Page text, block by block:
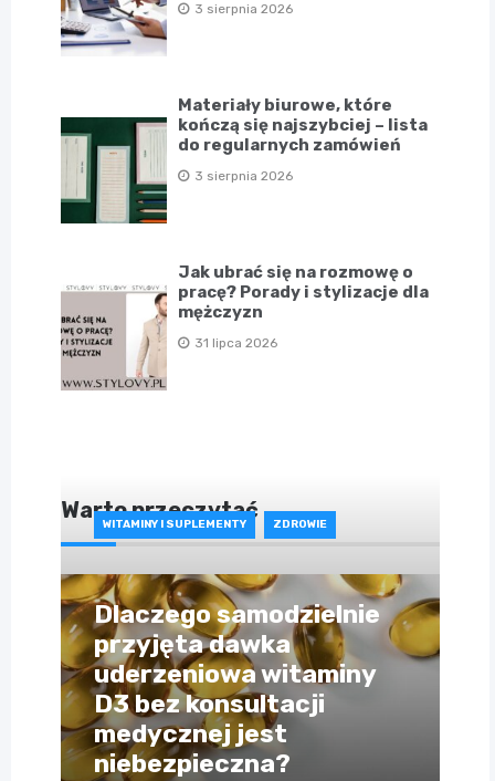
3 sierpnia 2026
Materiały biurowe, które
kończą się najszybciej – lista
do regularnych zamówień
3 sierpnia 2026
Jak ubrać się na rozmowę o
pracę? Porady i stylizacje dla
mężczyzn
31 lipca 2026
Warto przeczytać
WITAMINY I SUPLEMENTY ZDROWIE
Dlaczego samodzielnie
przyjęta dawka
uderzeniowa witaminy
D3 bez konsultacji
medycznej jest
niebezpieczna?